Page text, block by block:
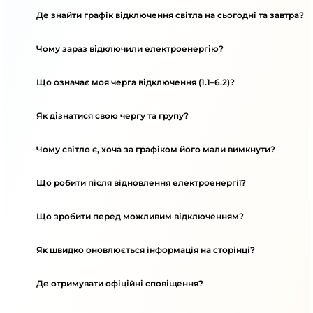
Де знайти графік відключення світла на сьогодні та завтра?
Чому зараз відключили електроенергію?
Що означає моя черга відключення (1.1–6.2)?
Як дізнатися свою чергу та групу?
Чому світло є, хоча за графіком його мали вимкнути?
Що робити після відновлення електроенергії?
Що зробити перед можливим відключенням?
Як швидко оновлюється інформація на сторінці?
Де отримувати офіційні сповіщення?